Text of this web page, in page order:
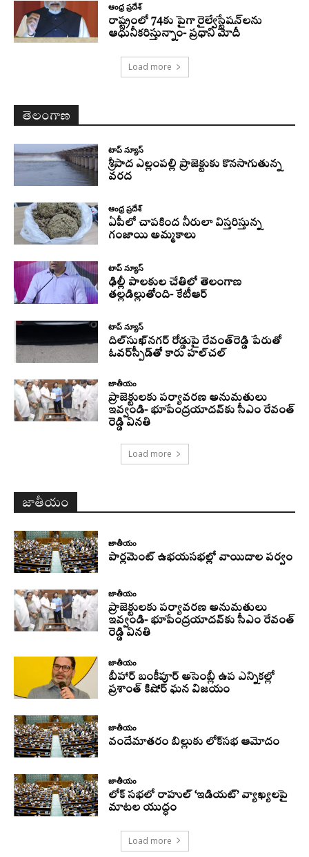
ఆంధ్ర ప్రదేశ్
రాష్ట్రంలో 74కు పైగా రైల్వేస్టేషన్‌లను
ఆధునీకరిస్తున్నాం- ప్రధాని మోదీ
Load more
తెలంగాణ
టాప్ న్యూస్
శ్రీపాద ఎల్లంపల్లి ప్రాజెక్టుకు కొనసాగుతున్న
వరద
ఆంధ్ర ప్రదేశ్
ఏపీలో చాపకింద నీరులా విస్తరిస్తున్న
గంజాయి అమ్మకాలు
టాప్ న్యూస్
ఢిల్లీ పాలకుల చేతిలో తెలంగాణ
తల్లడిల్లుతోంది- కేటీఆర్
టాప్ న్యూస్
దిల్‌సుఖ్‌నగర్‌ రోడ్డుపై రేవంత్‌రెడ్డి పేరుతో
ఓవర్‌స్పీడ్‌తో కారు హల్‌చల్‌
జాతీయం
ప్రాజెక్టులకు పర్యావరణ అనుమతులు
ఇవ్వండి- భూపేంద్రయాదవ్‌కు సీఎం రేవంత్‌
రెడ్డి వినతి
Load more
జాతీయం
జాతీయం
పార్లమెంట్ ఉభయసభల్లో వాయిదాల పర్వం
జాతీయం
ప్రాజెక్టులకు పర్యావరణ అనుమతులు
ఇవ్వండి- భూపేంద్రయాదవ్‌కు సీఎం రేవంత్‌
రెడ్డి వినతి
జాతీయం
బీహార్ బంకీపూర్ అసెంబ్లీ ఉప ఎన్నికల్లో
ప్రశాంత్ కిషోర్ ఘన విజయం
జాతీయం
వందేమాతరం బిల్లుకు లోక్‌సభ ఆమోదం
జాతీయం
లోక్ సభలో రాహుల్ ‘ఇడియట్’ వ్యాఖ్యలపై
మాటల యుద్ధం
Load more